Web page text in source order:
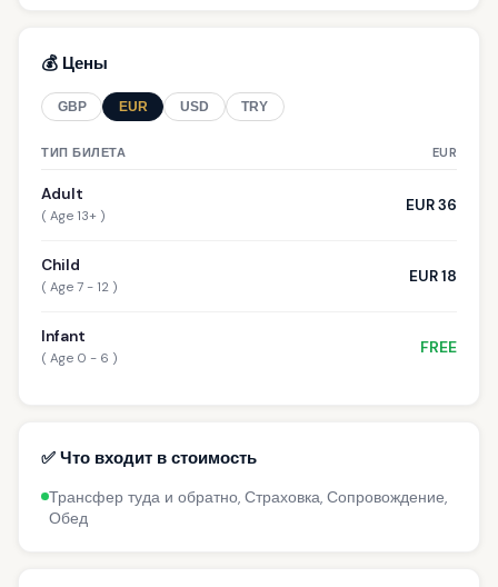
💰 Цены
GBP EUR USD TRY
ТИП БИЛЕТА EUR
Adult
( Age 13+ )
EUR 36
Child
( Age 7 - 12 )
EUR 18
Infant
( Age 0 - 6 )
FREE
✅ Что входит в стоимость
Трансфер туда и обратно, Страховка, Сопровождение,
Обед